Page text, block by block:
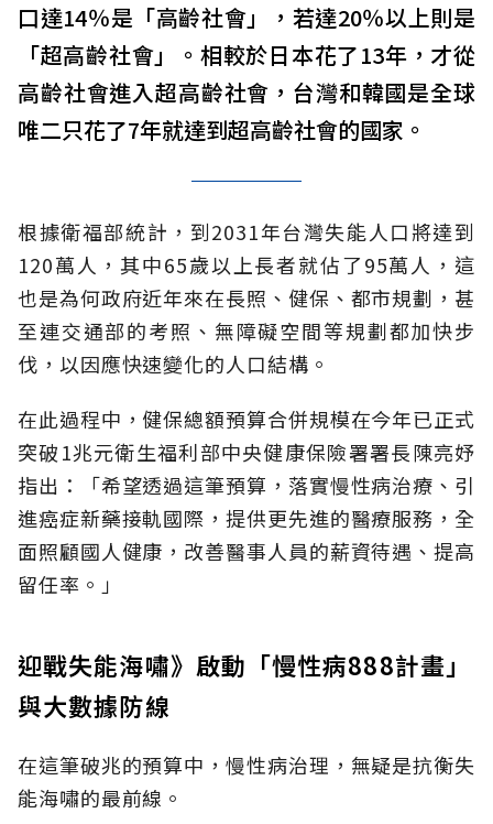
口達14％是「高齡社會」，若達20％以上則是
「超高齡社會」。相較於日本花了13年，才從
高齡社會進入超高齡社會，台灣和韓國是全球
唯二只花了7年就達到超高齡社會的國家。
根據衛福部統計，到2031年台灣失能人口將達到
120萬人，其中65歲以上長者就佔了95萬人，這
也是為何政府近年來在長照、健保、都市規劃，甚
至連交通部的考照、無障礙空間等規劃都加快步
伐，以因應快速變化的人口結構。
在此過程中，健保總額預算合併規模在今年已正式
突破1兆元衛生福利部中央健康保險署署長陳亮妤
指出：「希望透過這筆預算，落實慢性病治療、引
進癌症新藥接軌國際，提供更先進的醫療服務，全
面照顧國人健康，改善醫事人員的薪資待遇、提高
留任率。」
迎戰失能海嘯》啟動「慢性病888計畫」
與大數據防線
在這筆破兆的預算中，慢性病治理，無疑是抗衡失
能海嘯的最前線。